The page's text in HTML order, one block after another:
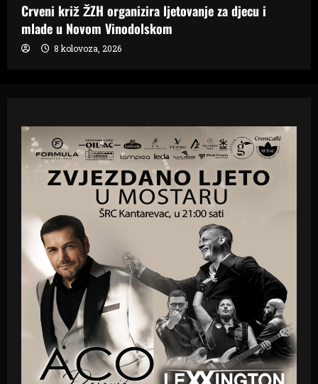
Crveni križ ŽZH organizira ljetovanje za djecu i
mlade u Novom Vinodolskom
8 kolovoza, 2026